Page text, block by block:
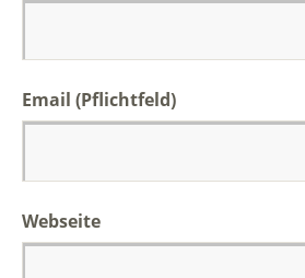
Email (Pflichtfeld)
Webseite